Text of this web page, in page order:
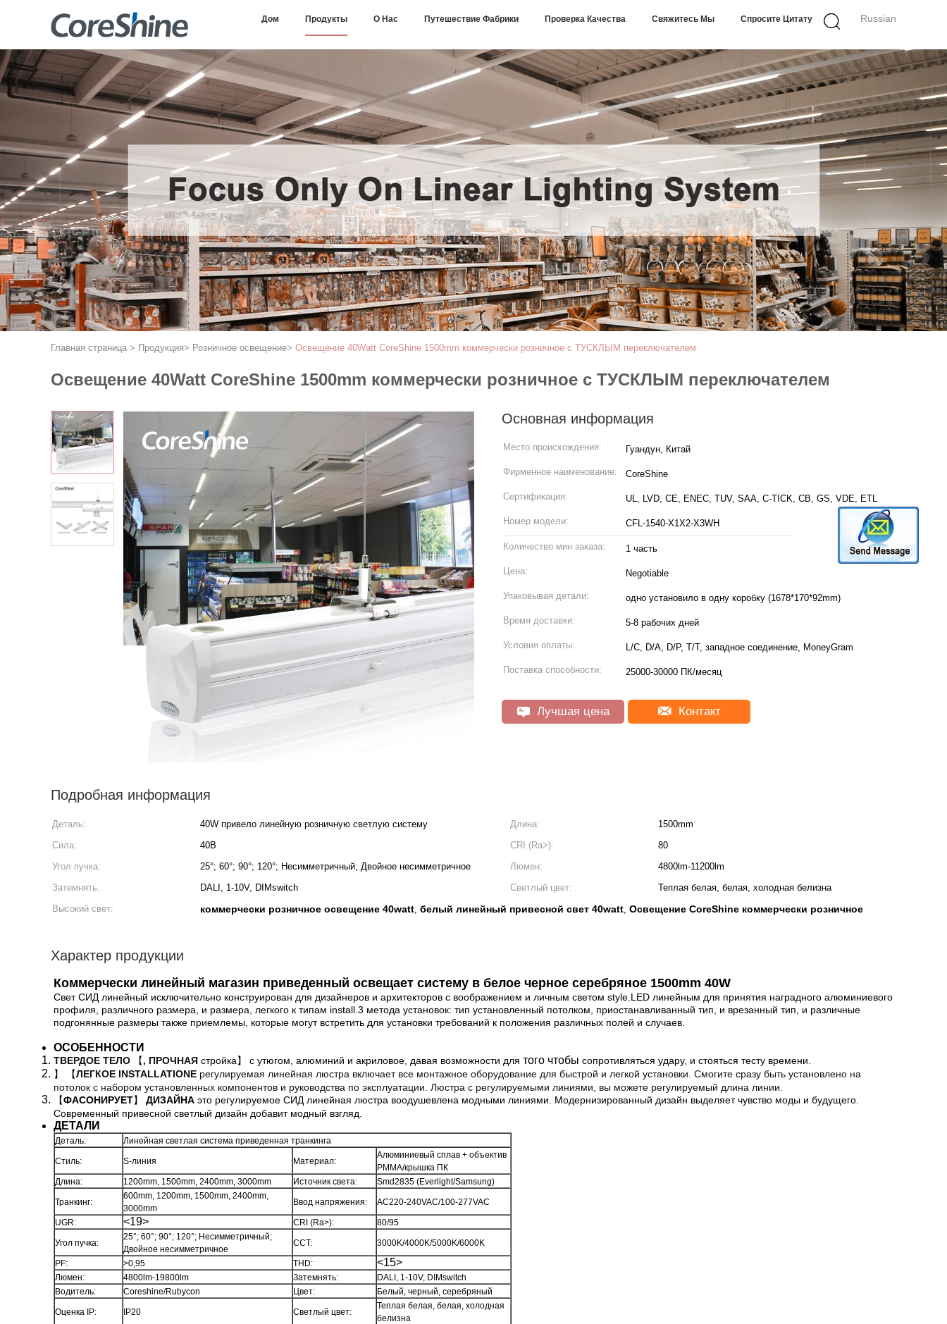
Russian
Дом Продукты О Нас Путешествие Фабрики Проверка Качества Свяжитесь Мы Спросите Цитату
Главная страница > Продукция> Розничное освещение> Освещение 40Watt CoreShine 1500mm коммерчески розничное с ТУСКЛЫМ переключателем
Освещение 40Watt CoreShine 1500mm коммерчески розничное с ТУСКЛЫМ переключателем
Основная информация
Место происхождения: Гуандун, Китай
Фирменное наименование: CoreShine
Сертификация: UL, LVD, CE, ENEC, TUV, SAA, C-TICK, CB, GS, VDE, ETL
Номер модели: CFL-1540-X1X2-X3WH
Количество мин заказа: 1 часть
Цена: Negotiable
Упаковывая детали: одно установило в одну коробку (1678*170*92mm)
Время доставки: 5-8 рабочих дней
Условия оплаты: L/C, D/A, D/P, T/T, западное соединение, MoneyGram
Поставка способности: 25000-30000 ПК/месяц
Лучшая цена Контакт
Подробная информация
Деталь: 40W привело линейную розничную светлую систему Длина:
1500mm
Сила:
40В CRI (Ra>):
80
Угол пучка:
25°; 60°; 90°; 120°; Несимметричный; Двойное несимметричное Люмен:
4800lm-11200lm
Затемнять:
DALI, 1-10V, DIMswitch Светлый цвет:
Теплая белая, белая, холодная белизна
Высокий свет:
коммерчески розничное освещение 40watt, белый линейный привесной свет 40watt, Освещение CoreShine коммерчески розничное
Характер продукции
Коммерчески линейный магазин приведенный освещает систему в белое черное серебряное 1500mm 40W
Свет СИД линейный исключительно конструирован для дизайнеров и архитекторов с воображением и личным светом style.LED линейным для принятия наградного алюминиевого
профиля, различного размера, и размера, легкого к типам install.3 метода установок: тип установленный потолком, приостанавливанный тип, и врезанный тип, и различные
подгонянные размеры также приемлемы, которые могут встретить для установки требований к положения различных полей и случаев.
ОСОБЕННОСТИ
ТВЕРДОЕ ТЕЛО 【, ПРОЧНАЯ стройка】 с утюгом, алюминий и акриловое, давая возможности для того чтобы сопротивляться удару, и стояться тесту времени.
】 【ЛЕГКОЕ INSTALLATIONE регулируемая линейная люстра включает все монтажное оборудование для быстрой и легкой установки. Смогите сразу быть установлено на
потолок с набором установленных компонентов и руководства по эксплуатации. Люстра с регулируемыми линиями, вы можете регулируемый длина линии.
【ФАСОНИРУЕТ】 ДИЗАЙНА это регулируемое СИД линейная люстра воодушевлена модными линиями. Модернизированный дизайн выделяет чувство моды и будущего.
Современный привесной светлый дизайн добавит модный взгляд.
ДЕТАЛИ
Деталь: Линейная светлая система приведенная транкинга
Стиль: S-линия Материал:
Алюминиевый сплав + объектив
PMMA/крышка ПК
Длина:
1200mm, 1500mm, 2400mm, 3000mm Источник света: Smd2835 (Everlight/Samsung)
Транкинг:
600mm, 1200mm, 1500mm, 2400mm,
3000mm
Ввод напряжения: AC220-240VAC/100-277VAC
UGR: <19> CRI (Ra>): 80/95
Угол пучка:
25°; 60°; 90°; 120°; Несимметричный;
Двойное несимметричное
CCT: 3000K/4000K/5000K/6000K
PF: >0,95 THD: <15>
Люмен: 4800lm-19800lm Затемнять:
DALI, 1-10V, DIMswitch
Водитель:
Coreshine/Rubycon Цвет: Белый, черный, серебряный
Оценка IP: IP20 Светлый цвет:
Теплая белая, белая, холодная
белизна